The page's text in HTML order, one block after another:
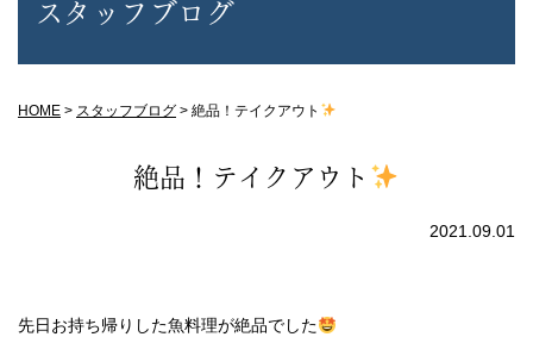
スタッフブログ
HOME > スタッフブログ > 絶品！テイクアウト
絶品！テイクアウト
2021.09.01
先日お持ち帰りした魚料理が絶品でした